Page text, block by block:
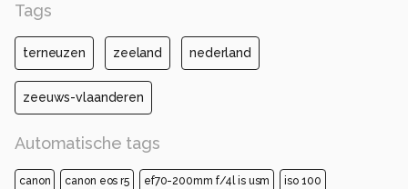
Tags
terneuzen zeeland nederland
zeeuws-vlaanderen
Automatische tags
canon canon eos r5 ef70-200mm f/4l is usm iso 100